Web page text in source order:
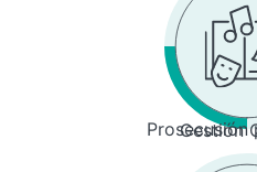
Prosecusión
Gestión